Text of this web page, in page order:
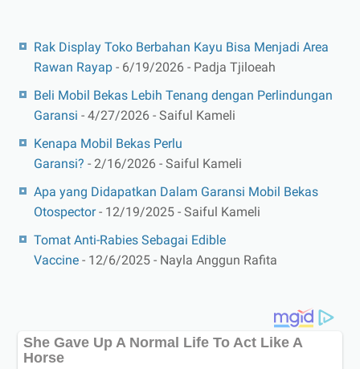
Rak Display Toko Berbahan Kayu Bisa Menjadi Area
Rawan Rayap - 6/19/2026 - Padja Tjiloeah
Beli Mobil Bekas Lebih Tenang dengan Perlindungan
Garansi - 4/27/2026 - Saiful Kameli
Kenapa Mobil Bekas Perlu
Garansi? - 2/16/2026 - Saiful Kameli
Apa yang Didapatkan Dalam Garansi Mobil Bekas
Otospector- 12/19/2025 - Saiful Kameli
Tomat Anti-Rabies Sebagai Edible
Vaccine - 12/6/2025 - Nayla Anggun Rafita